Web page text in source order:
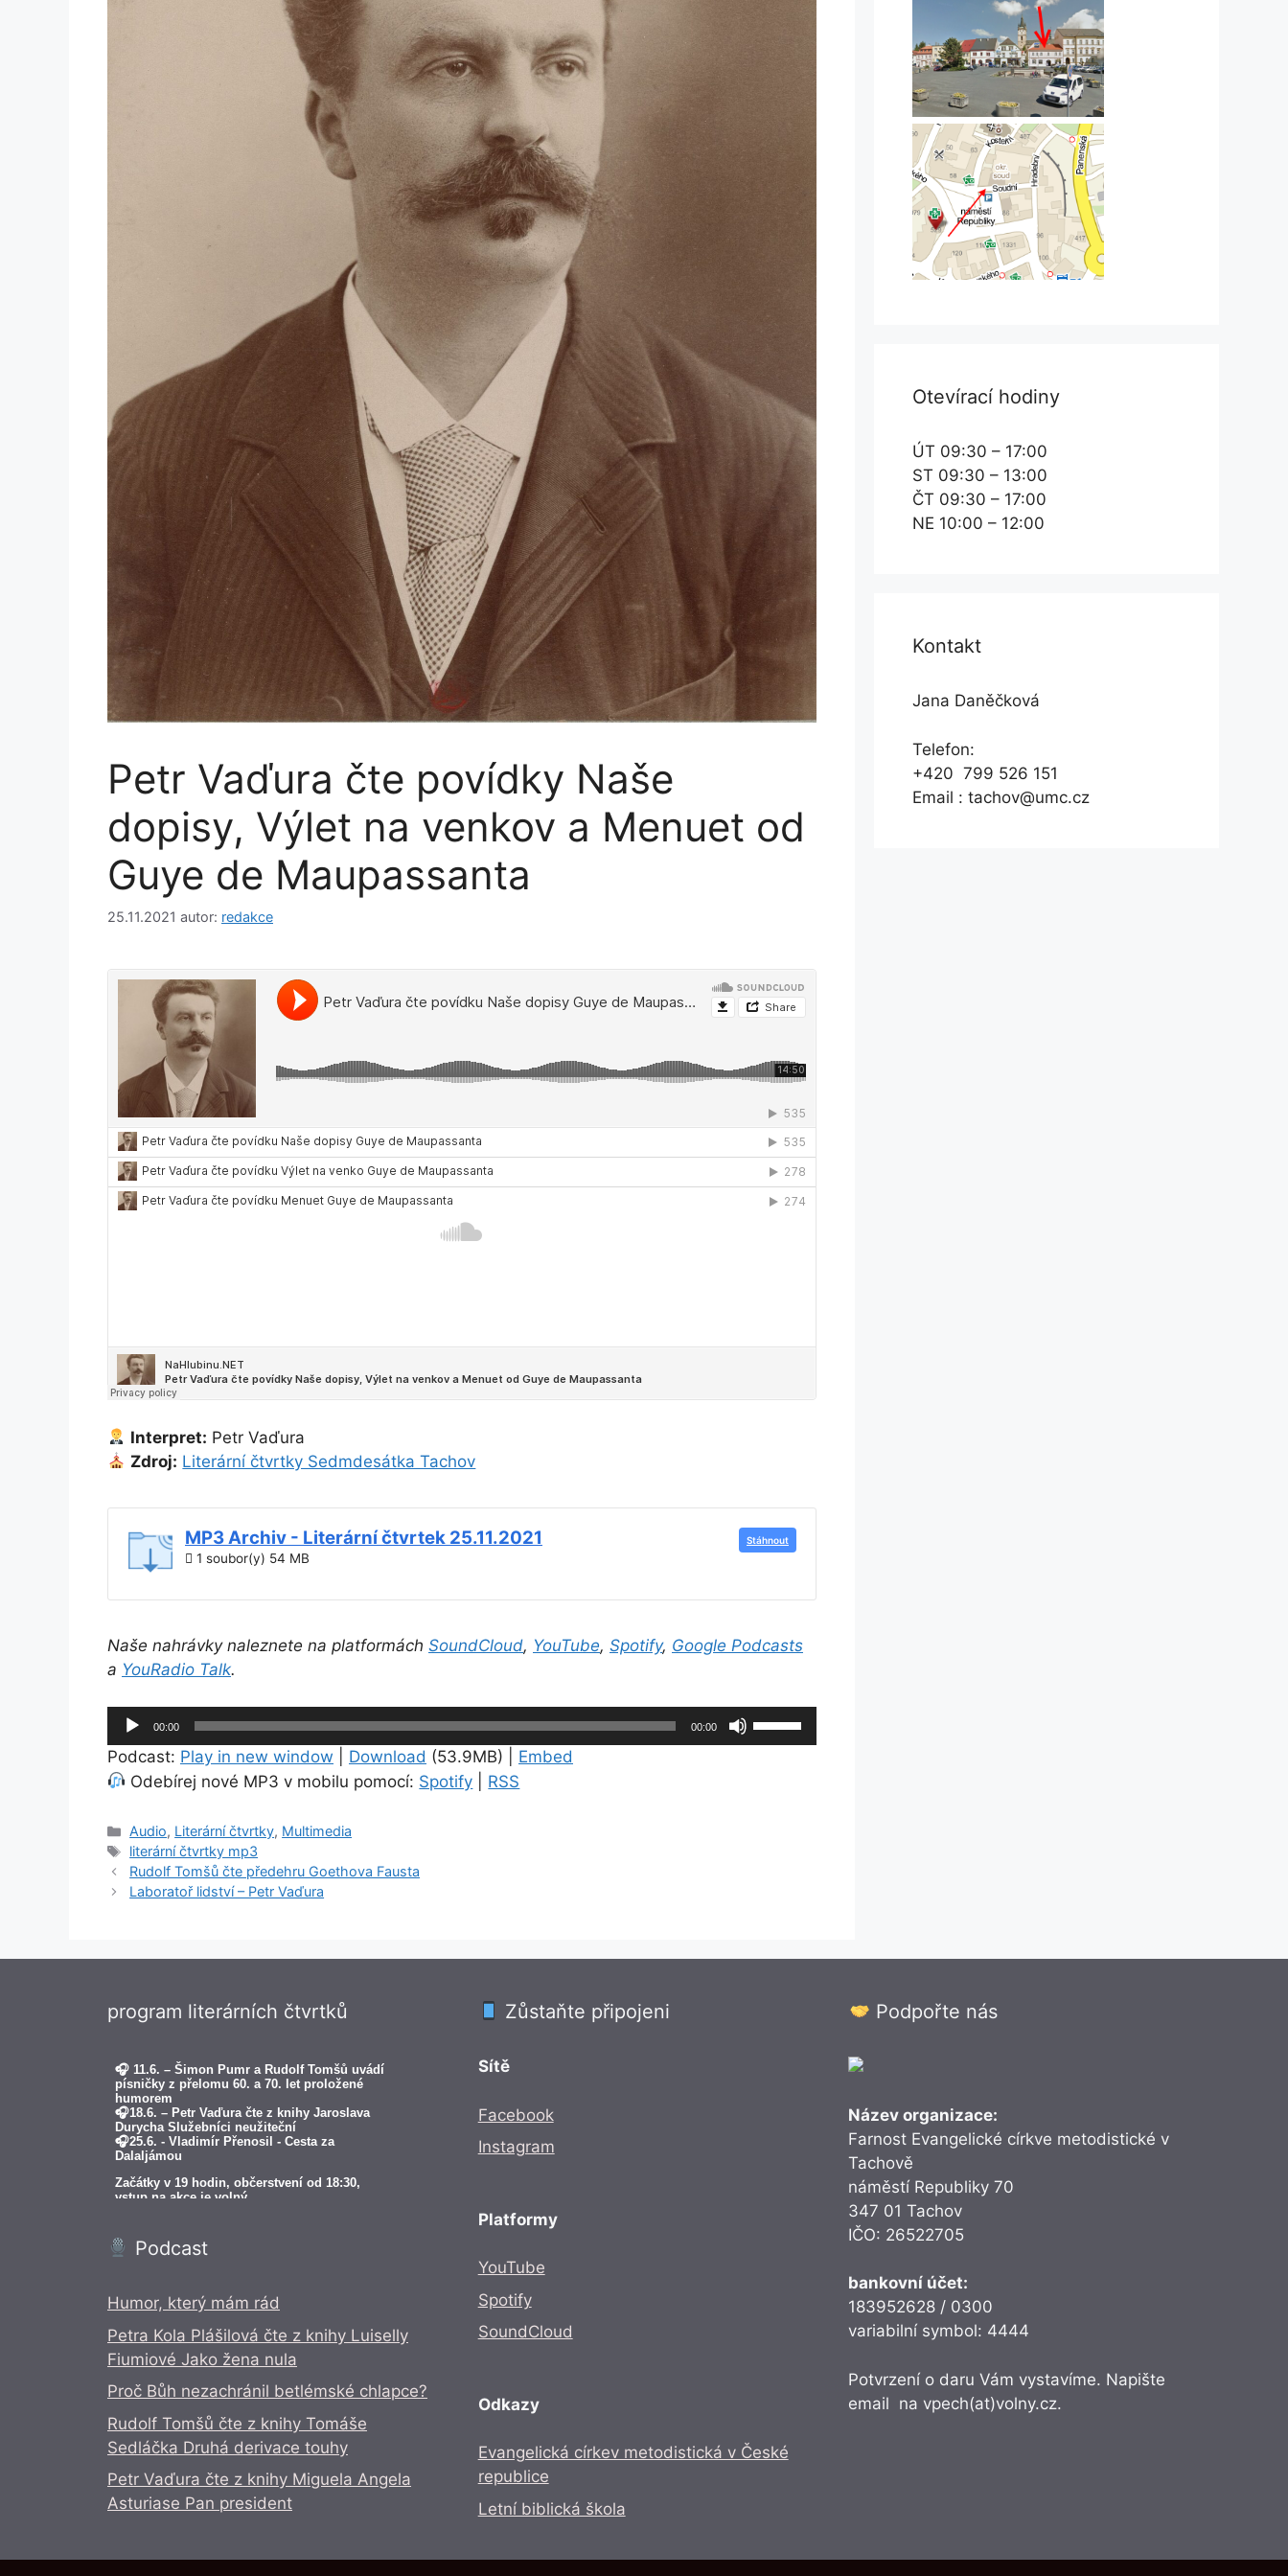
Petr Vaďura čte povídky Naše
dopisy, Výlet na venkov a Menuet od
Guye de Maupassanta
25.11.2021 autor: redakce
Interpret: Petr Vaďura
Zdroj: Literární čtvrtky Sedmdesátka Tachov
MP3 Archiv - Literární čtvrtek 25.11.2021
1 soubor(y) 54 MB
Stáhnout
Naše nahrávky naleznete na platformách SoundCloud, YouTube, Spotify, Google Podcasts
a YouRadio Talk.
Audio
přehrávač
00:00 00:00
šipek
Podcast: Play in new window Download (53.9MB) | Embed
Odebírej nové MP3 v mobilu pomocí: Spotify RSS
Rubriky
Audio, Literární čtvrtky, Multimedia
Štítky
literární čtvrtky mp3
Rudolf Tomšů čte předehru Goethova Fausta
Laboratoř lidství – Petr Vaďura
Otevírací hodiny
ÚT 09:30 – 17:00
ST 09:30 – 13:00
ČT 09:30 – 17:00
NE 10:00 – 12:00
Kontakt
Jana Daněčková
Telefon:
+420 799 526 151
Email : tachov@umc.cz
program literárních čtvrtků
Podcast
Humor, který mám rád
Petra Kola Plášilová čte z knihy Luiselly
Fiumiové Jako žena nula
Proč Bůh nezachránil betlémské chlapce?
Rudolf Tomšů čte z knihy Tomáše
Sedláčka Druhá derivace touhy
Petr Vaďura čte z knihy Miguela Angela
Asturiase Pan president
Zůstaňte připojeni
Sítě
Facebook
Instagram
Platformy
YouTube
Spotify
SoundCloud
Odkazy
Evangelická církev metodistická v České
republice
Letní biblická škola
Podpořte nás
Název organizace:
Farnost Evangelické církve metodistické v
Tachově
náměstí Republiky 70
347 01 Tachov
IČO: 26522705
bankovní účet:
183952628 / 0300
variabilní symbol: 4444
Potvrzení o daru Vám vystavíme. Napište
email na vpech(at)volny.cz.